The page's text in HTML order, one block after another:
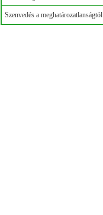
Szenvedés a meghatározatlanságtól